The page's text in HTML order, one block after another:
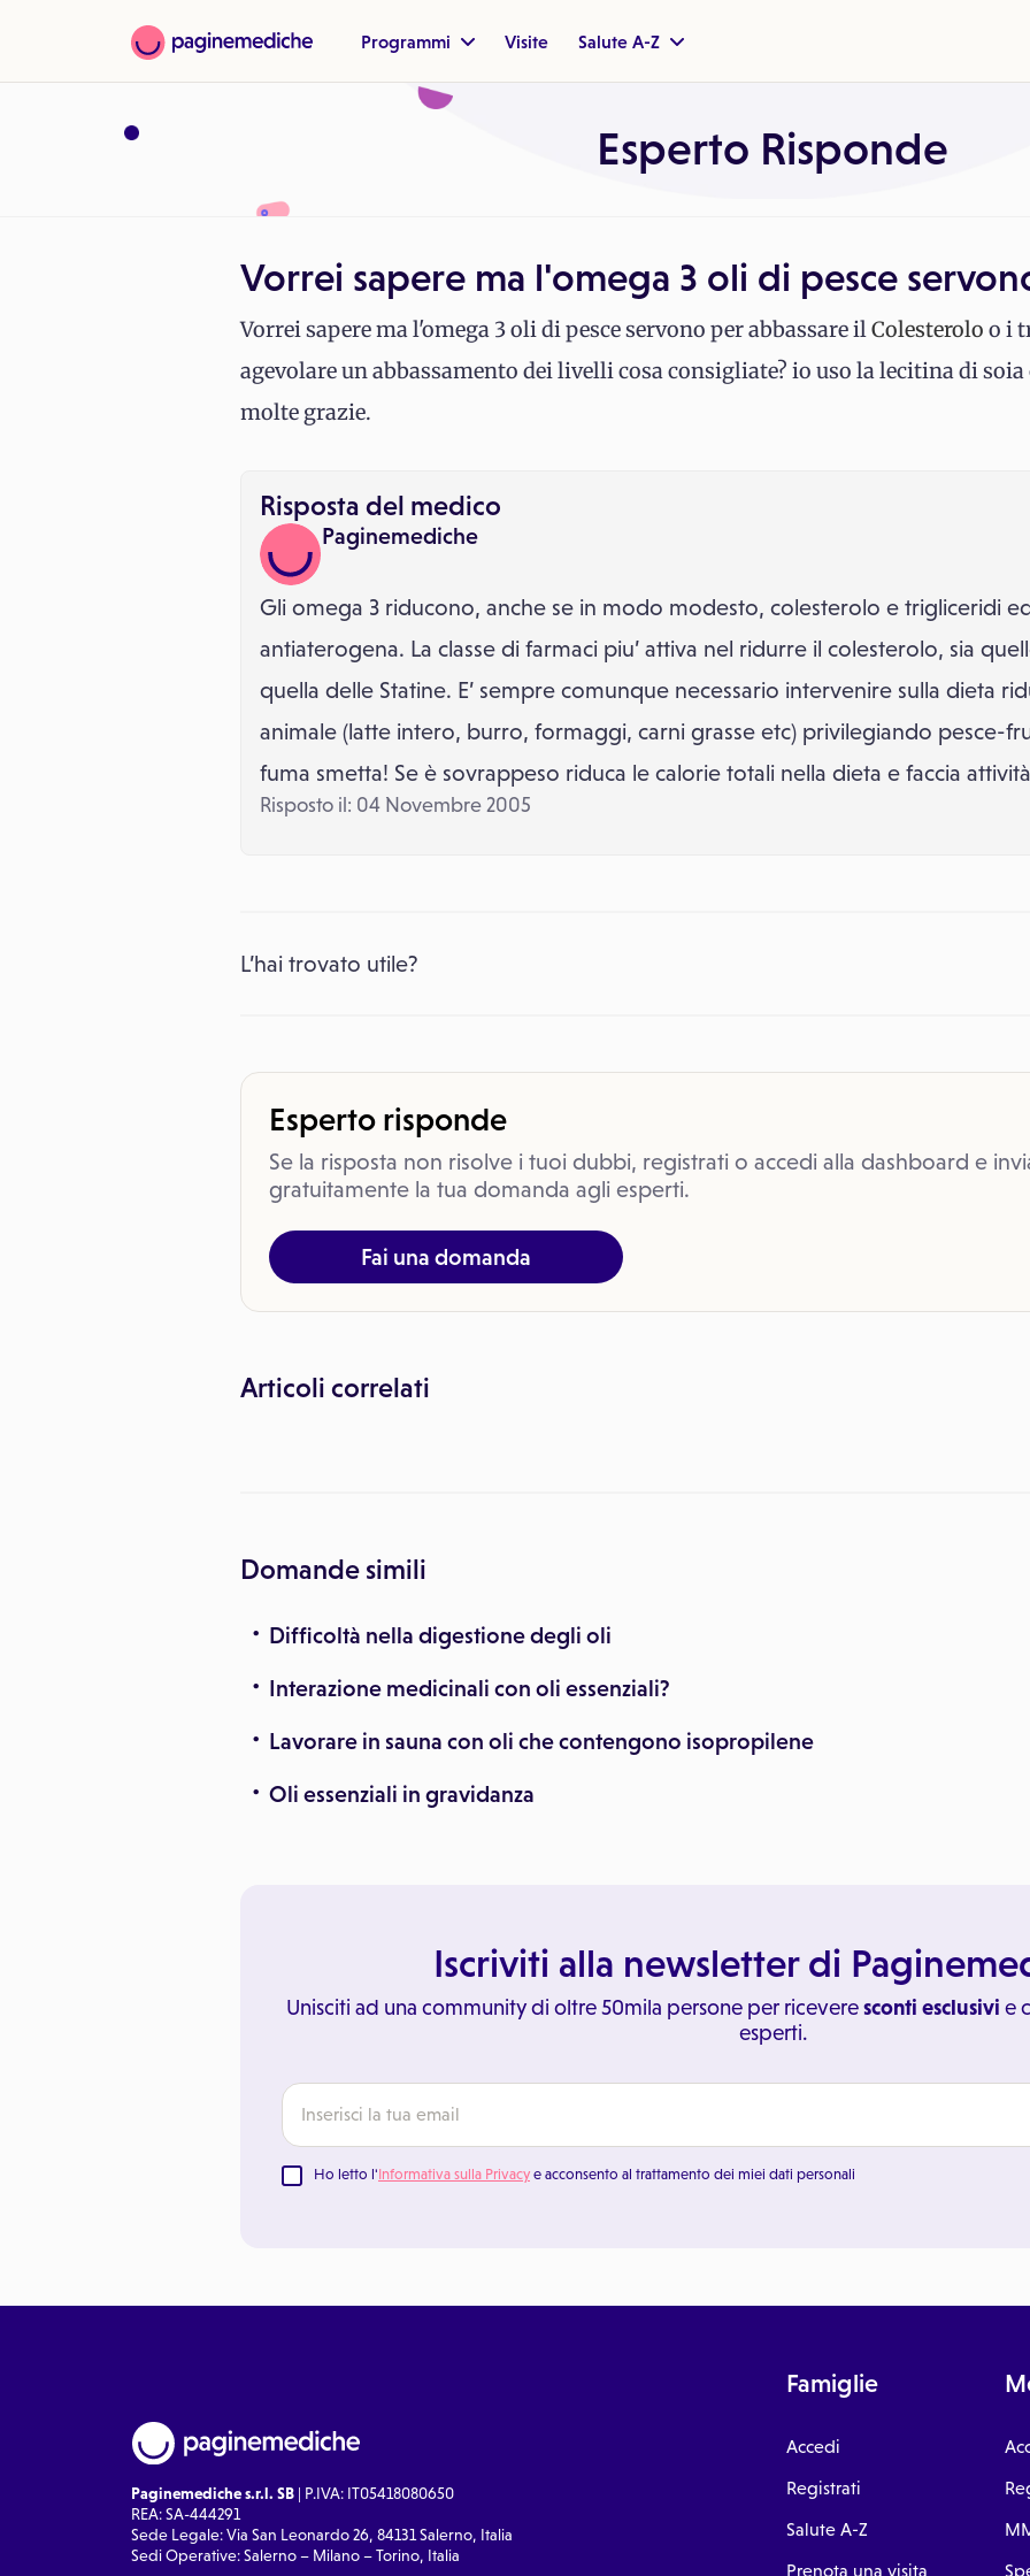
Programmi Visite Salute A-Z
Esperto Risponde
Vorrei sapere ma l'omega 3 oli di pesce
Vorrei sapere ma l'omega 3 oli di pesce servono per abbassare ilColesterolo o i
agevolare un abbassamento dei livelli cosa consigliate? io uso la lecitina di
molte grazie.
Risposta del medico
Paginemediche
Gli omega 3 riducono, anche se in modo modesto, colesterolo e trigliceridi
antiaterogena. La classe di farmaci piu’ attiva nel ridurre il colesterolo, sia
quella delle Statine. E’ sempre comunque necessario intervenire sulla dieta
animale (latte intero, burro, formaggi, carni grasse etc) privilegiando pesce-
fuma smetta! Se è sovrappeso riduca le calorie totali nella dieta e faccia
Risposto il: 04 Novembre 2005
L’hai trovato utile?
Esperto risponde
Se la risposta non risolve i tuoi dubbi, registrati o accedi alla dashboard e
gratuitamente la tua domanda agli esperti.
Fai una domanda
Articoli correlati
Domande simili
Difficoltà nella digestione degli oli
Interazione medicinali con oli essenziali?
Lavorare in sauna con oli che contengono isopropilene
Oli essenziali in gravidanza
Iscriviti alla newsletter di
Unisciti ad una community di oltre 50mila persone per riceveresconti esclusivi e
esperti.
Ho letto l'Informativa sulla Privacy e acconsento al trattamento dei miei dati personali
Paginemediche s.r.l. SB | P.IVA: IT05418080650
REA: SA-444291
Sede Legale: Via San Leonardo 26, 84131 Salerno, Italia
Sedi Operative: Salerno – Milano – Torino, Italia
Famiglie
Accedi
Registrati
Salute A-Z
Prenota una visita